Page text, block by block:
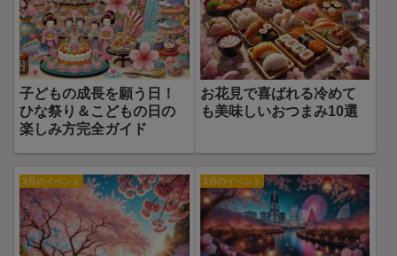
子どもの成長を願う日！
ひな祭り＆こどもの日の
楽しみ方完全ガイド
お花見で喜ばれる冷めて
も美味しいおつまみ10選
3月のイベント 3月のイベント